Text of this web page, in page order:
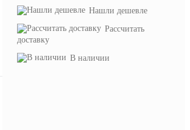
Нашли дешевле
Рассчитать
доставку
В наличии